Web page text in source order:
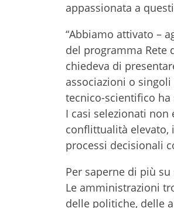
appassionata a
“Abbiamo attivato –
del programma Rete
chiedeva di
associazioni o
tecnico-scientifico ha
I casi selezionati
conflittualità elevato,
processi decisionali
Per saperne di più
Le amministrazioni
delle politiche, delle